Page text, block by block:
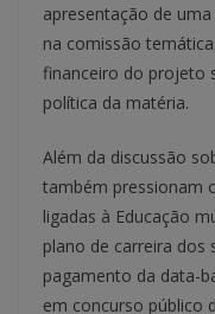
apresentação de
na comissão
financeiro do projeto
política da matéria.
Além da discussão
também pressionam
ligadas à Educação
plano de carreira dos
pagamento da data-
em concurso público